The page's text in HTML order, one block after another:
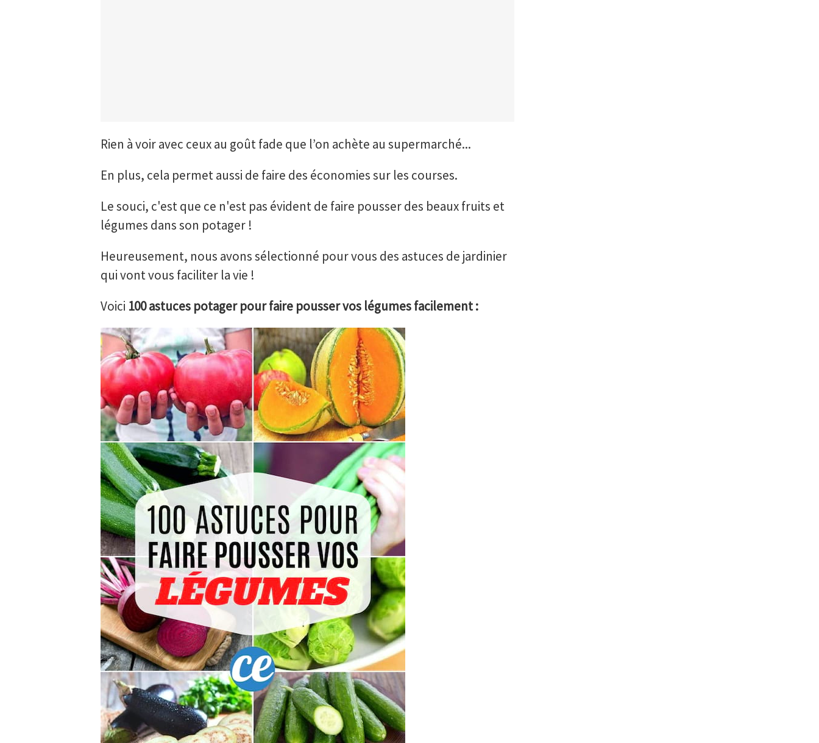
Rien à voir avec ceux au goût fade que l’on achète au supermarché...
En plus, cela permet aussi de faire des économies sur les courses.
Le souci, c'est que ce n'est pas évident de faire pousser des beaux fruits et
légumes dans son potager !
Heureusement, nous avons sélectionné pour vous des astuces de jardinier
qui vont vous faciliter la vie !
Voici 100 astuces potager pour faire pousser vos légumes facilement :